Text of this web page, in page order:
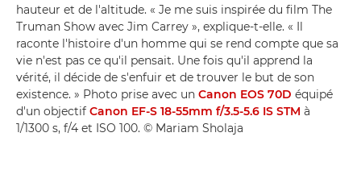
hauteur et de l'altitude. « Je me suis inspirée du film The
Truman Show avec Jim Carrey », explique-t-elle. « Il
raconte l'histoire d'un homme qui se rend compte que sa
vie n'est pas ce qu'il pensait. Une fois qu'il apprend la
vérité, il décide de s'enfuir et de trouver le but de son
existence. » Photo prise avec un Canon EOS 70D équipé
d'un objectif Canon EF-S 18-55mm f/3.5-5.6 IS STM à
1/1300 s, f/4 et ISO 100. © Mariam Sholaja